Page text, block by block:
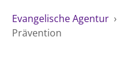
Evangelische Agentur ›
Prävention
VERWALTUNG
Spiritualität
Impressum
Datenschutz